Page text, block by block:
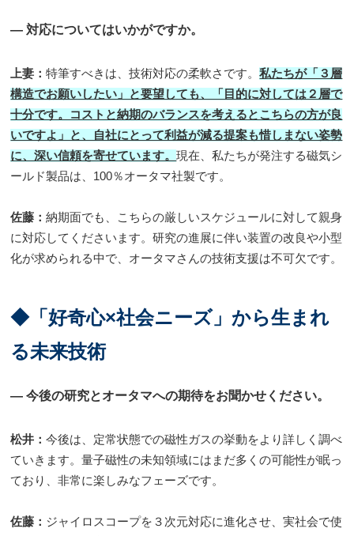
― 対応についてはいかがですか。
上妻：特筆すべきは、技術対応の柔軟さです。私たちが「３層
構造でお願いしたい」と要望しても、「目的に対しては２層で
十分です。コストと納期のバランスを考えるとこちらの方が良
いですよ」と、自社にとって利益が減る提案も惜しまない姿勢
に、深い信頼を寄せています。現在、私たちが発注する磁気シ
ールド製品は、100％オータマ社製です。
佐藤：納期面でも、こちらの厳しいスケジュールに対して親身
に対応してくださいます。研究の進展に伴い装置の改良や小型
化が求められる中で、オータマさんの技術支援は不可欠です。
◆「好奇心×社会ニーズ」から生まれ
る未来技術
― 今後の研究とオータマへの期待をお聞かせください。
松井：今後は、定常状態での磁性ガスの挙動をより詳しく調べ
ていきます。量子磁性の未知領域にはまだ多くの可能性が眠っ
ており、非常に楽しみなフェーズです。
佐藤： ジャイロスコープを３次元対応に進化させ、実社会で使